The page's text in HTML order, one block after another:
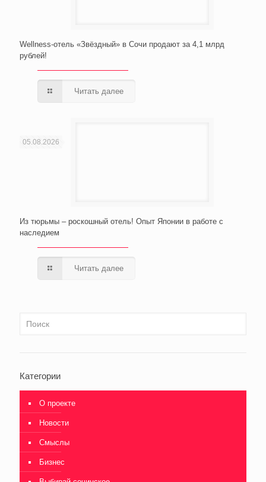
Wellness-отель «Звёздный» в Сочи продают за 4,1 млрд
рублей!
Читать далее
05.08.2026
Из тюрьмы – роскошный отель! Опыт Японии в работе с
наследием
Читать далее
Категории
О проекте
Новости
Смыслы
Бизнес